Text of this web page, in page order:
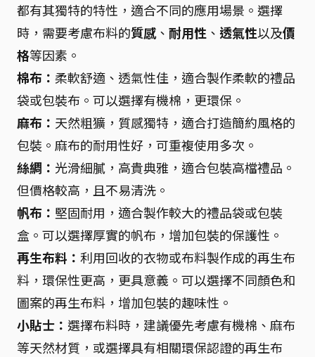
都有其獨特的特性，適合不同的應用場景。選擇
時，需要考慮布料的質感、 耐用性 、 透氣性以及價
格等因素。
棉布： 柔軟舒適、透氣性佳，適合製作柔軟的禮品
袋或包裝布。可以選擇有機棉，更環保。
麻布： 天然粗獷，質感獨特，適合打造簡約風格的
包裝。麻布的耐用性好，可重複使用多次。
絲綢： 光滑細膩，高貴典雅，適合包裝高檔禮品。
但價格較高，且不易清洗。
帆布： 堅固耐用，適合製作較大的禮品袋或包裝
盒。可以選擇厚實的帆布，增加包裝的保護性。
再生布料： 利用回收的衣物或布料製作成的再生布
料，環保性更高，更具意義。可以選擇不同顏色和
圖案的再生布料，增加包裝的趣味性。
小貼士： 選擇布料時，建議優先考慮有機棉、麻布
等天然材質，或選擇具有相關環保認證的再生布